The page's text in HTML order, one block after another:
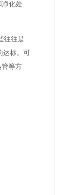
净化处
往往是
达标。可
等方